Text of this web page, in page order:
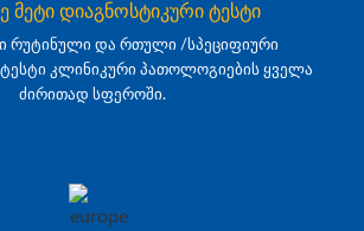
მეტი დიაგნოსტიკური ტესტი
რუტინული და რთული /სპეციფიური
კლინიკური პათოლოგიების ყველა
ძირითად სფეროში.